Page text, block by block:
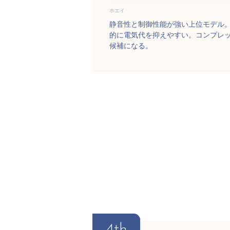
ホエイ
静音性と制御性能が強い上位モデル
的に電気代を抑えやすい。コンプレ
候補になる。